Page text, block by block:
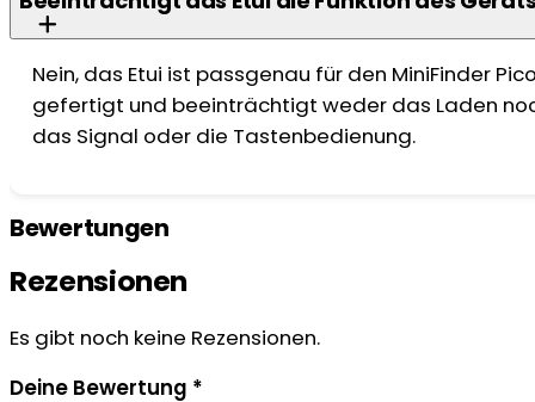
Nein, das Etui ist passgenau für den MiniFinder
gefertigt und beeinträchtigt weder das Laden
das Signal oder die Tastenbedienung.
Bewertungen
Rezensionen
Es gibt noch keine Rezensionen.
Deine Bewertung *